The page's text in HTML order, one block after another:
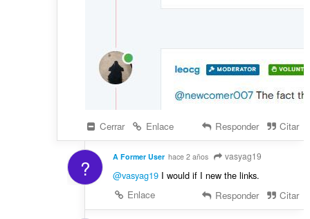
Cerrar Enlace Responder Citar
? A Former User hace 2 años vasyag19
@vasyag19I would if I new the links.
Enlace
Responder Citar